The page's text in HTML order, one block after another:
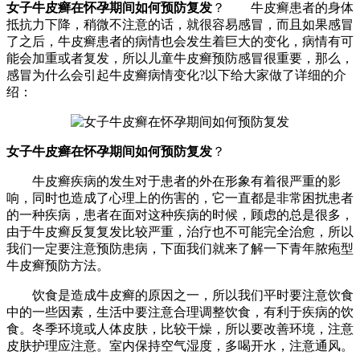
女子牛皮癣在怀孕期间如何预防复发 ？ 牛皮癣患者的身体
抵抗力下降，稍微不注意的话，就很容易感冒，而且如果感冒
了之后，牛皮癣患者的病情也会发生着巨大的变化，病情有可
能会加重或者复发，所以儿童牛皮癣预防感冒很重要，那么，
感冒为什么会引起牛皮癣病情变化?以下给大家做了详细的介
绍：
女子牛皮癣在怀孕期间如何预防复发 ？
牛皮癣疾病的发生对于患者的外在形象有着很严重的影
响，同时也造成了心理上的伤害的，它一直都是非常困扰患者
的一种疾病，患者在面对这种疾病的时候，顾虑的总是很多，
由于牛皮癣反复复发比较严重，治疗也不可能完全治愈，所以
我们一定要注意预防患病，下面我们就来了解一下青年脓疱型
牛皮癣预防方法。
饮食是造成牛皮癣的原因之一，所以我们平时要注意饮食
中的一些因素，生活中要注意合理调整饮食，有利于疾病的饮
食。冬季环境或人体皮肤，比较干燥，所以要改善环境，注意
皮肤护理应注意。室内保持空气湿度，多喝开水，注意通风。